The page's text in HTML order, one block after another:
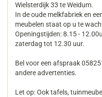
Wielsterdijk 33 te Weidum.
In de oude melkfabriek en
meubelen staat op u te
Openingstijden: 8.15 -
zaterdag tot 12.30 uur.
Bel voor een afspraak
andere advertenties.
Let op: Ook tafels,